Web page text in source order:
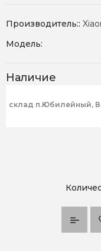
Производитель::
Модель:
Наличие
склад п.Юбилейный,